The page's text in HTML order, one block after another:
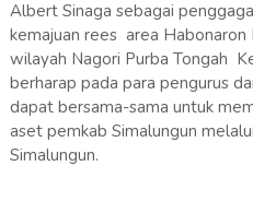
Albert Sinaga sebagai
kemajuan rees area
wilayah Nagori Purba Tongah
berharap pada para pengurus
dapat bersama-sama untuk
aset pemkab Simalungun
Simalungun.